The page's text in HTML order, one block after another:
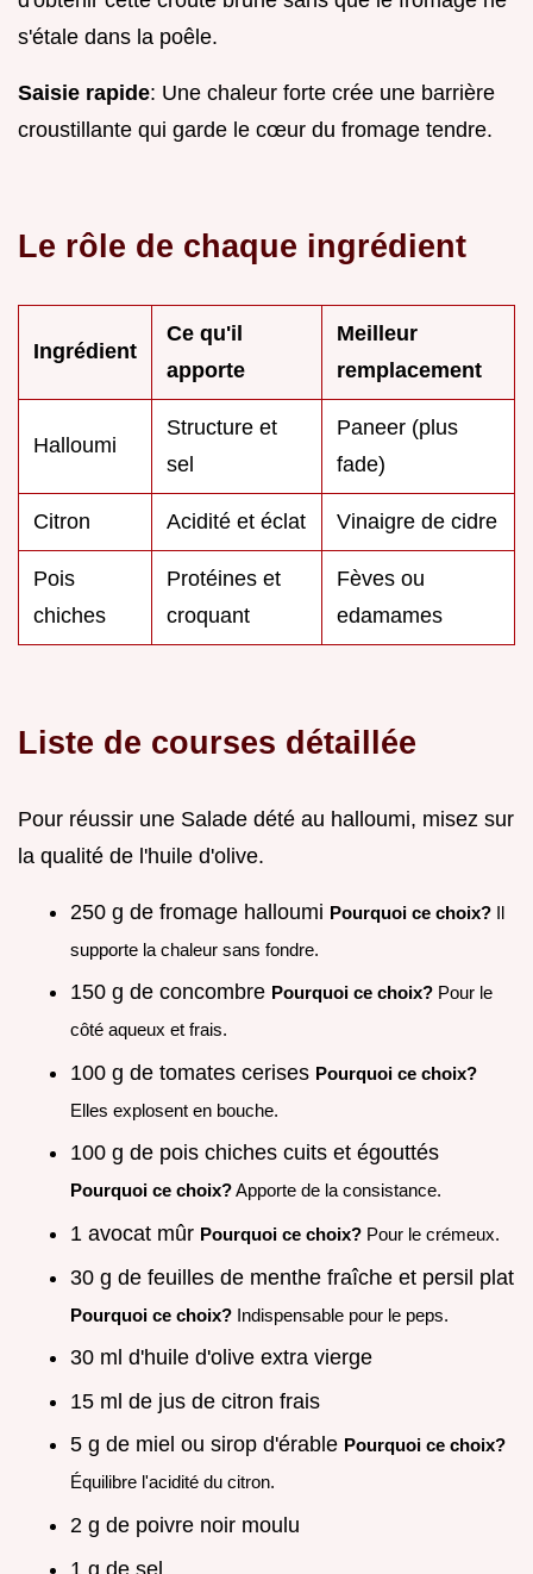
s'étale dans la poêle.
Saisie rapide: Une chaleur forte crée une barrière
croustillante qui garde le cœur du fromage tendre.
Le rôle de chaque ingrédient
Ingrédient
Ce qu'il
apporte
Meilleur
remplacement
Halloumi
Structure et
sel
Paneer (plus
fade)
Citron Acidité et éclat Vinaigre de cidre
Pois
chiches
Protéines et
croquant
Fèves ou
edamames
Liste de courses détaillée
Pour réussir une Salade dété au halloumi, misez sur
la qualité de l'huile d'olive.
250 g de fromage halloumi Pourquoi ce choix? Il
supporte la chaleur sans fondre.
150 g de concombre Pourquoi ce choix? Pour le
côté aqueux et frais.
100 g de tomates cerises Pourquoi ce choix?
Elles explosent en bouche.
100 g de pois chiches cuits et égouttés
Pourquoi ce choix?Apporte de la consistance.
1 avocat mûr Pourquoi ce choix? Pour le crémeux.
30 g de feuilles de menthe fraîche et persil plat
Pourquoi ce choix? Indispensable pour le peps.
30 ml d'huile d'olive extra vierge
15 ml de jus de citron frais
5 g de miel ou sirop d'érable Pourquoi ce choix?
Équilibre l'acidité du citron.
2 g de poivre noir moulu
1 g de sel